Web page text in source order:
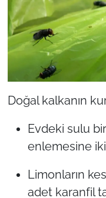
Doğal kalkanın
Evdeki sulu
enlemesine iki
Limonların
adet karanfil